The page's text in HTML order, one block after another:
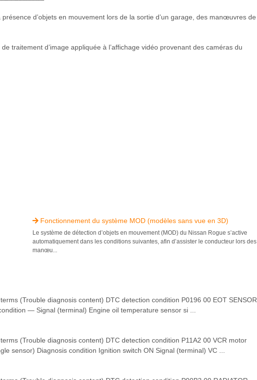
d’objets en mouvement lors de la sortie d’un garage, des manœuvres de
traitement d’image appliquée à l’affichage vidéo provenant des caméras du
 Fonctionnement du système MOD (modèles sans vue en 3D)
Le système de détection d’objets en mouvement (MOD) du Nissan Rogue s’active
automatiquement dans les conditions suivantes, afin d’assister le conducteur lors des
manœu...
(Trouble diagnosis content) DTC detection condition P0196 00 EOT SENSOR
— Signal (terminal) Engine oil temperature sensor si ...
(Trouble diagnosis content) DTC detection condition P11A2 00 VCR motor
sensor) Diagnosis condition Ignition switch ON Signal (terminal) VC ...